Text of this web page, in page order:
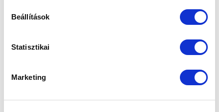
Beállítások
Statisztikai
Marketing